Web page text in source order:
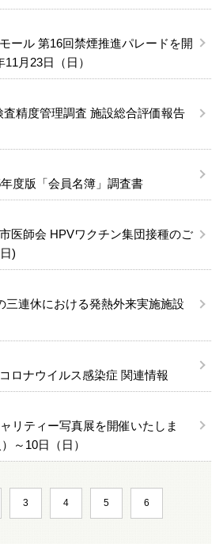
ール 第16回禁煙推進パレードを開
月23日（日）
査精度管理調査 施設総合評価報告
年度版「会員名簿」調査書
医師会 HPVワクチン集団接種のご
)
三連休における発熱外来実施施設
ロナウイルス感染症 関連情報
リティー写真展を開催いたしま
～10日（日）
3 4 5 6